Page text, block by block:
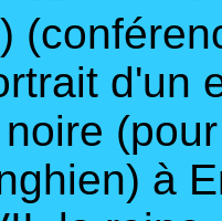
d'un
à